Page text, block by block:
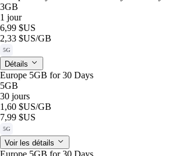
3GB
1 jour
6,99 $US
2,33 $US/GB
5G
Détails
Europe 5GB for 30 Days
5GB
30 jours
1,60 $US/GB
7,99 $US
5G
Voir les détails
Europe 5GB for 30 Days